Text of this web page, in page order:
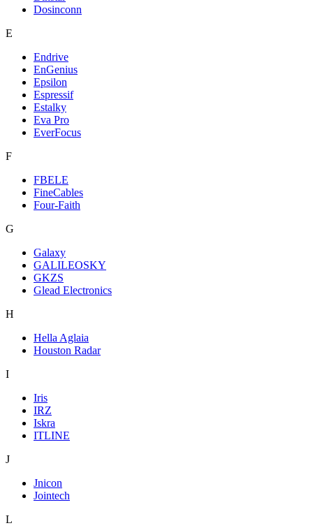
Dosinconn
E
Endrive
EnGenius
Epsilon
Espressif
Estalky
Eva Pro
EverFocus
F
FBELE
FineCables
Four-Faith
G
Galaxy
GALILEOSKY
GKZS
Glead Electronics
H
Hella Aglaia
Houston Radar
I
Iris
IRZ
Iskra
ITLINE
J
Jnicon
Jointech
L